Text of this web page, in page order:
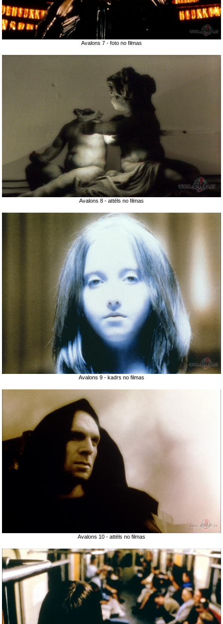
Avalons 7 - foto no filmas
Avalons 8 - attēls no filmas
Avalons 9 - kadrs no filmas
Avalons 10 - attēls no filmas